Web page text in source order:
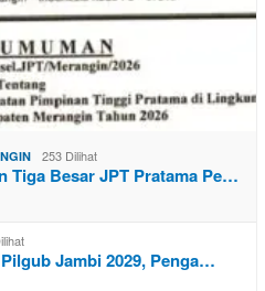
253 Dilihat
Tiga Besar JPT Pratama Pe…
Jambi 2029, Penga…